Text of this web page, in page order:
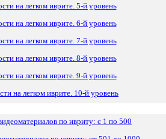
на легком иврите. 5-й уровень
на легком иврите. 6-й уровень
на легком иврите. 7-й уровень
на легком иврите. 8-й уровень
на легком иврите. 9-й уровень
на легком иврите. 10-й уровень
по ивриту: с 1 по 500